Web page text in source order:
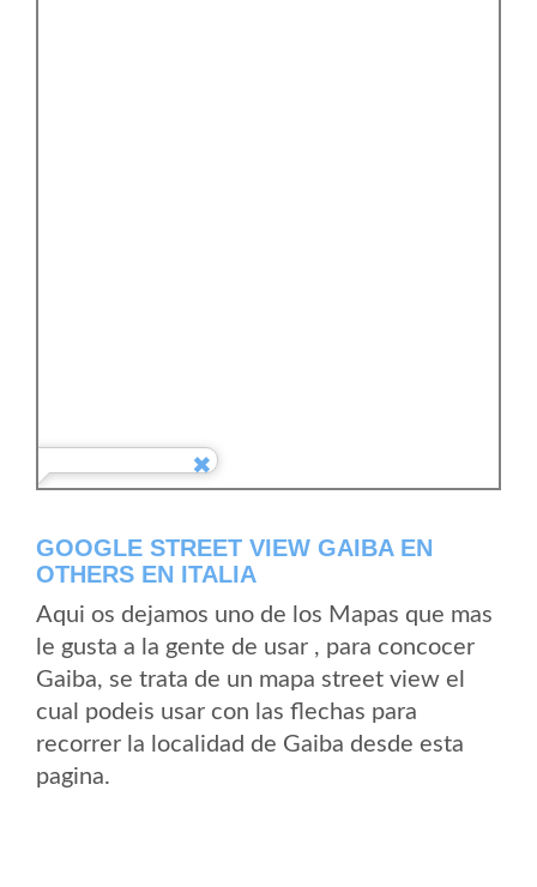
GOOGLE STREET VIEW GAIBA EN
OTHERS EN ITALIA
Aqui os dejamos uno de los Mapas que mas
le gusta a la gente de usar , para concocer
Gaiba, se trata de un mapa street view el
cual podeis usar con las flechas para
recorrer la localidad de Gaiba desde esta
pagina.